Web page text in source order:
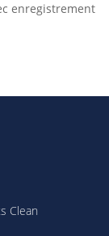
enregistrement
Clean